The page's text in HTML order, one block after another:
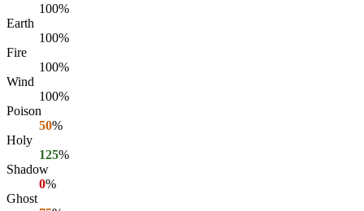
100%
Earth
100%
Fire
100%
Wind
100%
Poison
50%
Holy
125%
Shadow
0%
Ghost